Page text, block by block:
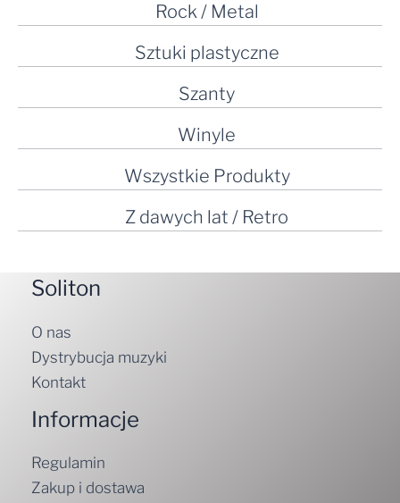
Rock / Metal
Sztuki plastyczne
Szanty
Winyle
Wszystkie Produkty
Z dawych lat / Retro
Soliton
O nas
Dystrybucja muzyki
Kontakt
Informacje
Regulamin
Zakup i dostawa